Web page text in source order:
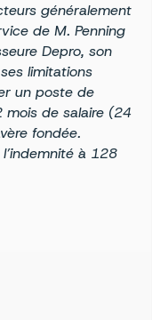
généralement
de M. Penning
Depro, son
limitations
un poste de
mois de salaire (24
fondée.
à 128